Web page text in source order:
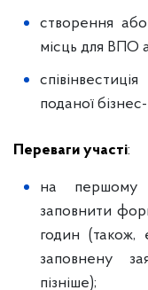
створення
місць для ВПО
поданої бізнес-
Переваги участі:
на першому
заповнити
годин (також,
заповнену
пізніше);